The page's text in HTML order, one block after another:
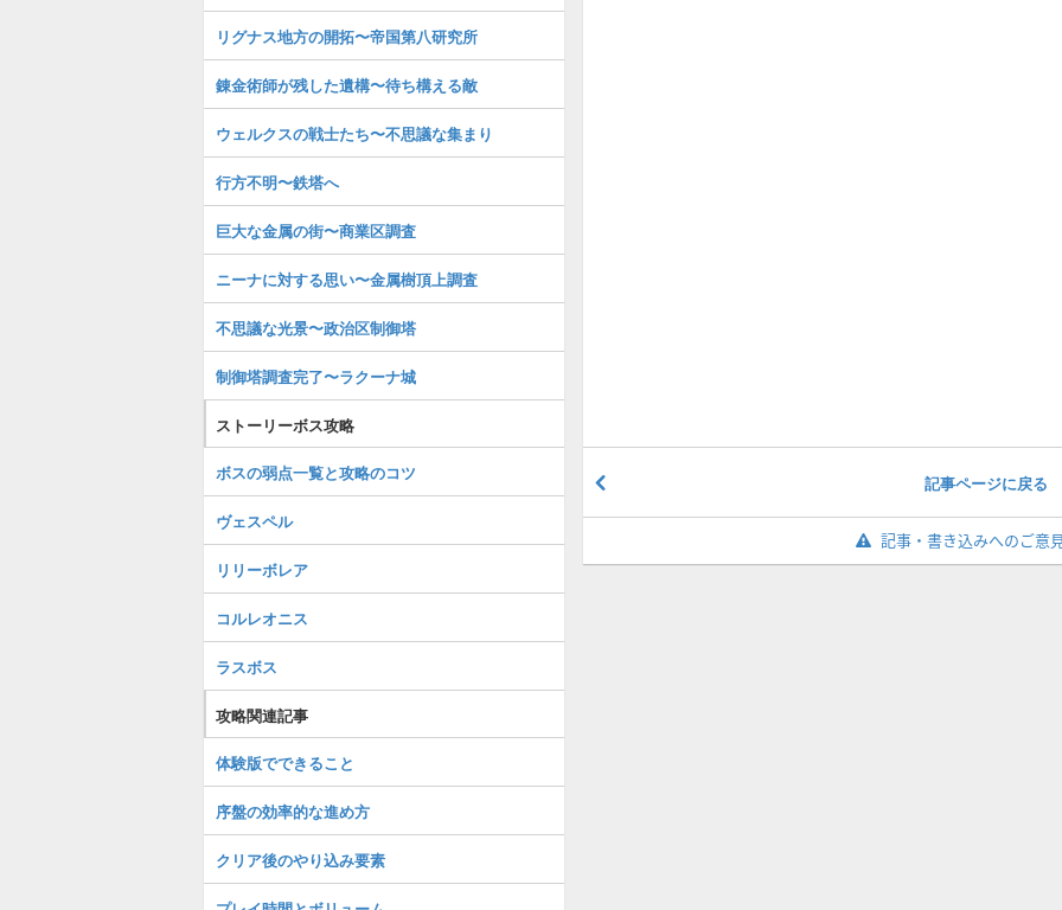
記事ページに戻る
記事・書き込みへのご意
リグナス地方の開拓〜帝国第八研究所
錬金術師が残した遺構〜待ち構える敵
ウェルクスの戦士たち〜不思議な集まり
行方不明〜鉄塔へ
巨大な金属の街〜商業区調査
ニーナに対する思い〜金属樹頂上調査
不思議な光景〜政治区制御塔
制御塔調査完了〜ラクーナ城
ストーリーボス攻略
ボスの弱点一覧と攻略のコツ
ヴェスペル
リリーボレア
コルレオニス
ラスボス
攻略関連記事
体験版でできること
序盤の効率的な進め方
クリア後のやり込み要素